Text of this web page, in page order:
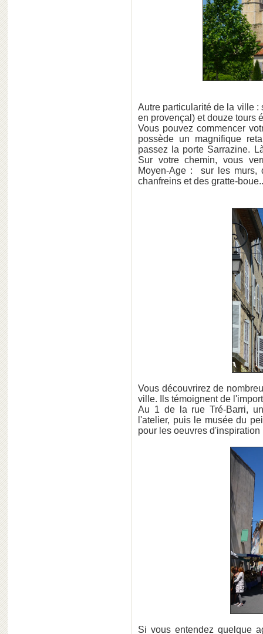
Autre particularité de la ville :
en provençal) et douze tours
Vous pouvez commencer
possède un magnifique
passez la porte Sarrazine.
Sur votre chemin, vous
Moyen-Age : sur les murs,
chanfreins et des gratte-
Vous découvrirez de
ville. Ils témoignent de
Au 1 de la rue Tré-Barri,
l'atelier, puis le musée du
pour les oeuvres
Si vous entendez quelque